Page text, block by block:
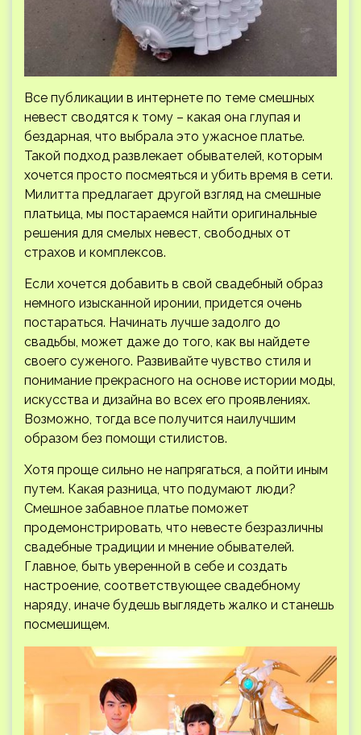
Все публикации в интернете по теме смешных
невест сводятся к тому – какая она глупая и
бездарная, что выбрала это ужасное платье.
Такой подход развлекает обывателей, которым
хочется просто посмеяться и убить время в сети.
Милитта предлагает другой взгляд на смешные
платьица, мы постараемся найти оригинальные
решения для смелых невест, свободных от
страхов и комплексов.
Если хочется добавить в свой свадебный образ
немного изысканной иронии, придется очень
постараться. Начинать лучше задолго до
свадьбы, может даже до того, как вы найдете
своего суженого. Развивайте чувство стиля и
понимание прекрасного на основе истории моды,
искусства и дизайна во всех его проявлениях.
Возможно, тогда все получится наилучшим
образом без помощи стилистов.
Хотя проще сильно не напрягаться, а пойти иным
путем. Какая разница, что подумают люди?
Смешное забавное платье поможет
продемонстрировать, что невесте безразличны
свадебные традиции и мнение обывателей.
Главное, быть уверенной в себе и создать
настроение, соответствующее свадебному
наряду, иначе будешь выглядеть жалко и станешь
посмешищем.